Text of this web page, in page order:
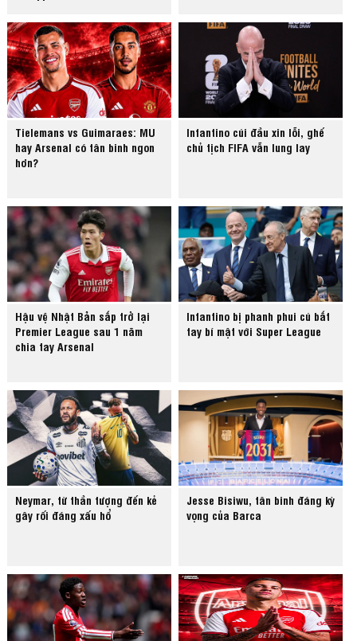
Tielemans vs Guimaraes: MU
hay Arsenal có tân binh ngon
hơn?
Infantino cúi đầu xin lỗi, ghế
chủ tịch FIFA vẫn lung lay
Hậu vệ Nhật Bản sắp trở lại
Premier League sau 1 năm
chia tay Arsenal
Infantino bị phanh phui cú bắt
tay bí mật với Super League
Neymar, từ thần tượng đến kẻ
gây rối đáng xấu hổ
Jesse Bisiwu, tân binh đáng kỳ
vọng của Barca